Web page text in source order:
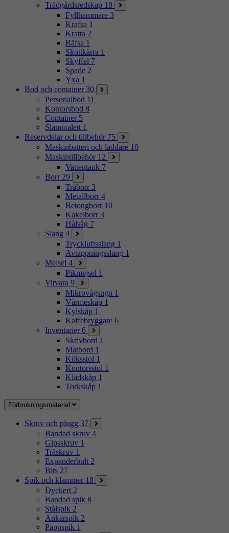
Trädgårdsredskap 18
Fyllhammare 3
Krafsa 1
Kratta 2
Räfsa 1
Skottkärra 1
Skyffel 7
Spade 2
Yxa 1
Bod och container 30
Personalbod 11
Kontorsbod 8
Container 5
Slamtoalett 1
Reservdelar och tillbehör 75
Maskinbatteri och laddare 10
Maskintillbehör 12
Vattentank 7
Borr 29
Träborr 3
Metallborr 4
Betongborr 10
Kakelborr 3
Hålsåg 7
Slang 4
Tryckluftsslang 1
Avtappningsslang 1
Mejsel 4
Pikmejsel 1
Vitvara 9
Mikrovågsugn 1
Värmeskåp 1
Kylskåp 1
Kaffebryggare 6
Inventarier 6
Skrivbord 1
Matbord 1
Köksstol 1
Kontorsstol 1
Klädskåp 1
Torkskåp 1
Förbrukningsmaterial
Skruv och plugg 37
Bandad skruv 4
Gipsskruv 1
Träskruv 1
Expanderbult 2
Bits 27
Spik och klammer 18
Dyckert 2
Bandad spik 8
Stålspik 2
Ankarspik 2
Pappspik 1